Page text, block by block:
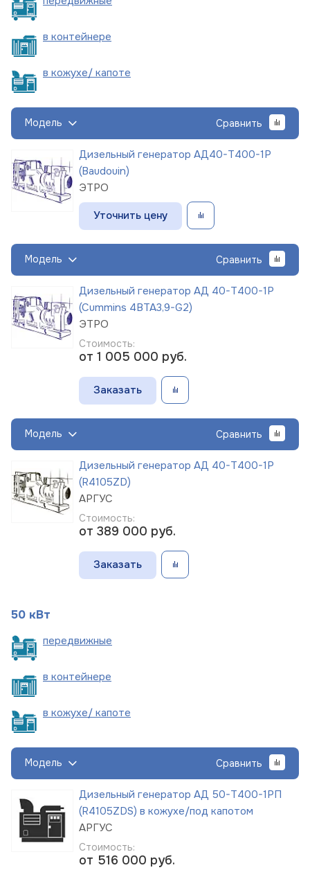
в контейнере
в кожухе/ капоте
Модель Сравнить
Дизельный генератор АД40-Т400-1Р
(Baudouin)
ЭТРО
Уточнить цену
Модель Сравнить
Дизельный генератор АД 40-Т400-1Р
(Cummins 4BTA3,9-G2)
ЭТРО
Стоимость:
от 1 005 000 руб.
Заказать
Модель Сравнить
Дизельный генератор АД 40-Т400-1Р
(R4105ZD)
АРГУС
Стоимость:
от 389 000 руб.
Заказать
50 кВт
передвижные
в контейнере
в кожухе/ капоте
Модель Сравнить
Дизельный генератор АД 50-Т400-1РП
(R4105ZDS) в кожухе/под капотом
АРГУС
Стоимость:
от 516 000 руб.